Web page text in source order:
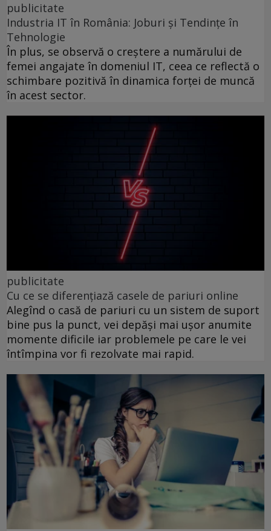
publicitate
Industria IT în România: Joburi și Tendințe în
Tehnologie
În plus, se observă o creștere a numărului de
femei angajate în domeniul IT, ceea ce reflectă o
schimbare pozitivă în dinamica forței de muncă
în acest sector.
publicitate
Cu ce se diferențiază casele de pariuri online
Alegînd o casă de pariuri cu un sistem de suport
bine pus la punct, vei depăși mai ușor anumite
momente dificile iar problemele pe care le vei
întîmpina vor fi rezolvate mai rapid.